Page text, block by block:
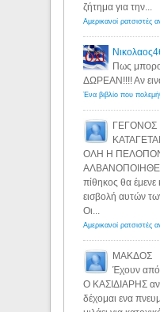
ζήτημα για την...
Πως
ΔΩΡΕΑΝ!!!! Αν
ΓΕΓΟΝΟΣ
ΟΛΗ Η
πίθηκος θα
εισβολή αυτών
Οι...
ΜΑΚΔΟΣ
Έχουν
Ο ΚΑΣΙΔΙΑΡΗΣ αν
δέχομαι ενα